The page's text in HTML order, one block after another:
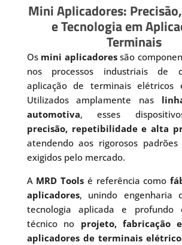
Mini Aplicadores:
e Tecnologia em
Terminais
Os mini aplicadoressão
nos processos industriais de
aplicação de terminais elétricos
Utilizados amplamente nas
automotiva, esses
precisão, repetibilidade e alta
atendendo aos rigorosos
exigidos pelo mercado.
A MRD Tools é referência como
aplicadores, unindo engenharia
tecnologia aplicada e profundo
técnico no projeto, fabricação
aplicadores de terminais